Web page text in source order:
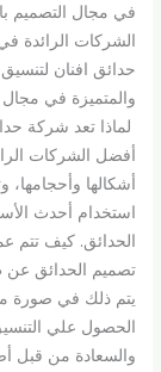
في مجال التصميم
الشركات الرائدة
حدائق افنان
والمتميزة في مجال
لماذا تعد شركة
أفضل الشركات
أشكالها
استخدام أحدث
الحدائق. كيف تتم
تصميم الحدائق عن
يتم ذلك في صورة
الحصول علي